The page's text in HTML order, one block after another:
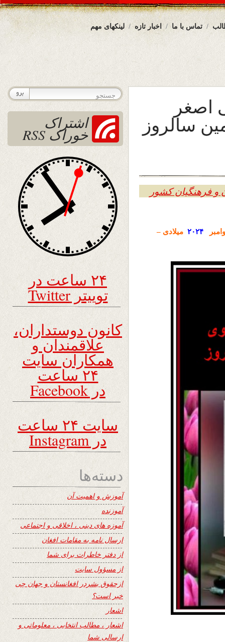
لینکهای مهم اخبار تازه تماس با ما
اصغر
سالروز
و فرهنگیان کشور
۲۰۲۴ میلادی –
اشتراک
خوراک RSS
۲۴ ساعت در
توییتر Twitter
کانون دوستداران،
علاقمندان و
همکاران سایت
۲۴ ساعت
در Facebook
سایت ۲۴ ساعت
در Instagram
دسته‌ها
آموزش و اهمیت آن
آموزنده
آموزه های دینی ، اخلاقی و اجتماعی
ارسال نامه به مقامات افغان
از دفتر خاطرات برای شما
از مسؤول سایت
ازحقوق بشردر افغانستان و جهان چی
خبر است؟
اشعار
اشعار ، مطالب انتخابی ، معلوماتی و
ارسالی شما